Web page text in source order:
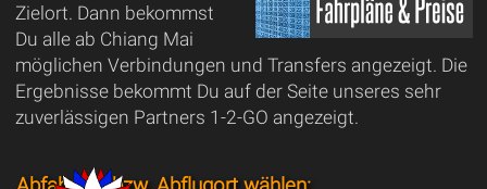
Zielort. Dann bekommst
Du alle ab Chiang Mai
möglichen Verbindungen und Transfers angezeigt. Die
Ergebnisse bekommt Du auf der Seite unseres sehr
zuverlässigen Partners 1-2-GO angezeigt.